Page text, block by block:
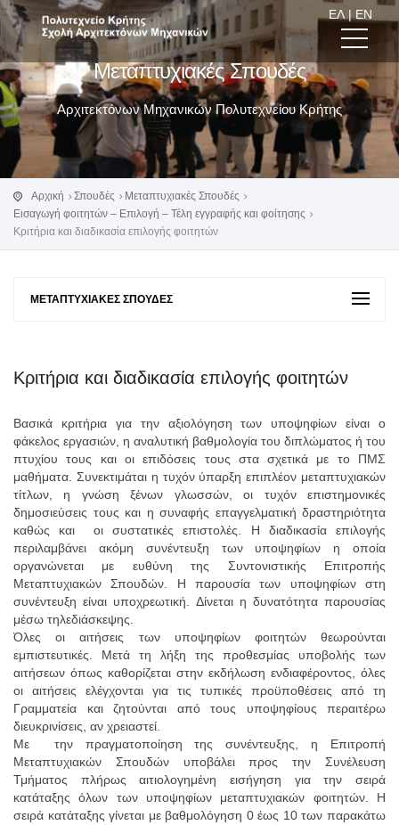
ΕΛ | EN
Μεταπτυχιακές Σπουδές
Αρχιτεκτόνων Μηχανικών Πολυτεχνείου Κρήτης
Αρχική Σπουδές
Μεταπτυχιακές Σπουδές
Εισαγωγή φοιτητών – Επιλογή – Τέλη εγγραφής και φοίτησης
Κριτήρια και διαδικασία επιλογής φοιτητών
ΜΕΤΑΠΤΥΧΙΑΚΈΣ ΣΠΟΥΔΈΣ
Κριτήρια και διαδικασία επιλογής φοιτητών
Βασικά κριτήρια για την αξιολόγηση των υποψηφίων είναι ο
φάκελος εργασιών, η αναλυτική βαθμολογία του διπλώματος ή του
πτυχίου τους και οι επιδόσεις τους στα σχετικά με το ΠΜΣ
μαθήματα. Συνεκτιμάται η τυχόν ύπαρξη επιπλέον μεταπτυχιακών
τίτλων, η γνώση ξένων γλωσσών, οι τυχόν επιστημονικές
δημοσιεύσεις τους και η συναφής επαγγελματική δραστηριότητα
καθώς και οι συστατικές επιστολές. Η διαδικασία επιλογής
περιλαμβάνει ακόμη συνέντευξη των υποψηφίων η οποία
οργανώνεται με ευθύνη της Συντονιστικής Επιτροπής
Μεταπτυχιακών Σπουδών. H παρουσία των υποψηφίων στη
συνέντευξη είναι υποχρεωτική. Δίνεται η δυνατότητα παρουσίας
μέσω τηλεδιάσκεψης.
Όλες οι αιτήσεις των υποψηφίων φοιτητών θεωρούνται
εμπιστευτικές. Μετά τη λήξη της προθεσμίας υποβολής των
αιτήσεων όπως καθορίζεται στην εκδήλωση ενδιαφέροντος, όλες
οι αιτήσεις ελέγχονται για τις τυπικές προϋποθέσεις από τη
Γραμματεία και ζητούνται από τους υποψηφίους περαιτέρω
διευκρινίσεις, αν χρειαστεί.
Με την πραγματοποίηση της συνέντευξης, η Επιτροπή
Μεταπτυχιακών Σπουδών υποβάλει προς την Συνέλευση
Τμήματος πλήρως αιτιολογημένη εισήγηση για την σειρά
κατάταξης όλων των υποψηφίων μεταπτυχιακών φοιτητών. Η
σειρά κατάταξης γίνεται με βαθμολόγηση 0 έως 10 των παρακάτω